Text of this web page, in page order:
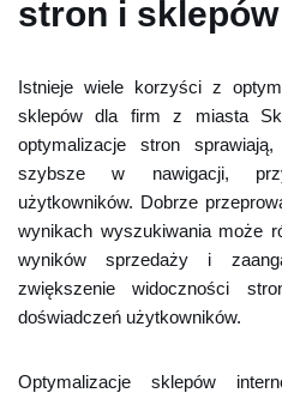
stron i sklepów
Istnieje wiele korzyści z
sklepów dla firm z miasta
optymalizacje stron
szybsze w nawigacji,
użytkowników. Dobrze
wynikach wyszukiwania może
wyników sprzedaży i
zwiększenie widoczności
doświadczeń użytkowników.
Optymalizacje sklepów